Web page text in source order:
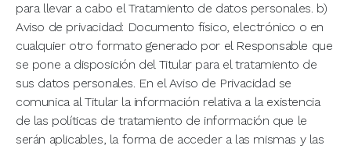
para llevar a cabo el Tratamiento de datos personales. b)
Aviso de privacidad: Documento físico, electrónico o en
cualquier otro formato generado por el Responsable que
se pone a disposición del Titular para el tratamiento de
sus datos personales. En el Aviso de Privacidad se
comunica al Titular la información relativa a la existencia
de las políticas de tratamiento de información que le
serán aplicables, la forma de acceder a las mismas y las